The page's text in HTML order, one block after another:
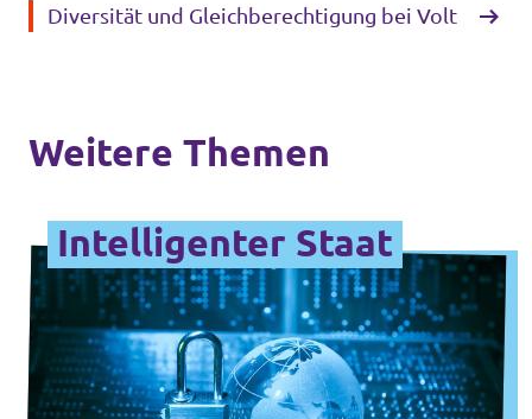
Diversität und Gleichberechtigung bei Volt
Weitere Themen
Intelligenter Staat